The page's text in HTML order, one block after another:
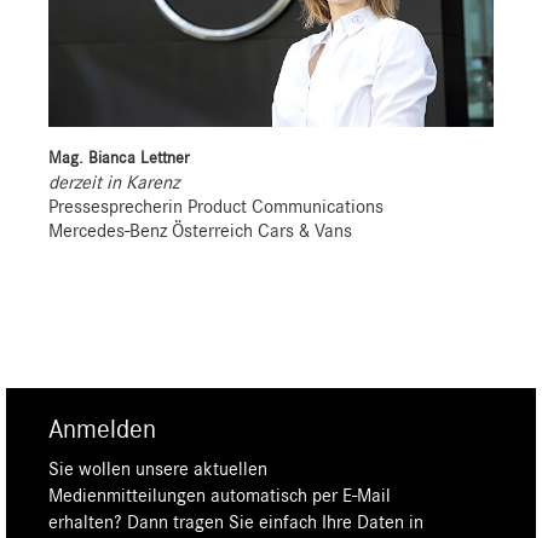
Mag. Bianca Lettner
derzeit in Karenz
Pressesprecherin Product Communications
Mercedes-Benz Österreich Cars & Vans
Anmelden
Sie wollen unsere aktuellen
Medienmitteilungen automatisch per E-Mail
erhalten? Dann tragen Sie einfach Ihre Daten in